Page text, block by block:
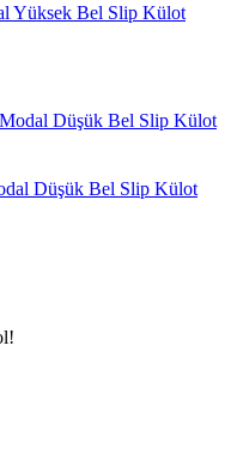
Yüksek Bel Slip Külot
Düşük Bel Slip Külot